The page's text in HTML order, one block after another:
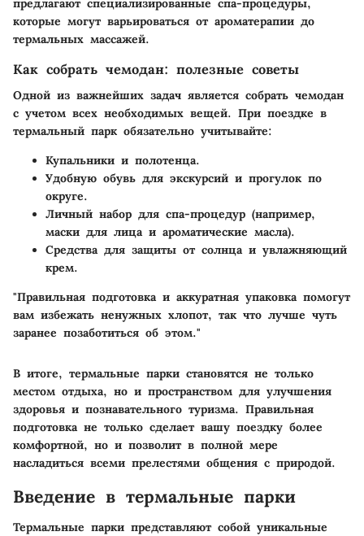
которые могут варьироваться от ароматерапии до
термальных массажей.
Как собрать чемодан: полезные советы
Одной из важнейших задач является собрать чемодан
с учетом всех необходимых вещей. При поездке в
термальный парк обязательно учитывайте:
Купальники и полотенца.
Удобную обувь для экскурсий и прогулок по
округе.
Личный набор для спа-процедур (например,
маски для лица и ароматические масла).
Средства для защиты от солнца и увлажняющий
крем.
"Правильная подготовка и аккуратная упаковка помогут
вам избежать ненужных хлопот, так что лучше чуть
заранее позаботиться об этом."
В итоге, термальные парки становятся не только
местом отдыха, но и пространством для улучшения
здоровья и познавательного туризма. Правильная
подготовка не только сделает вашу поездку более
комфортной, но и позволит в полной мере
насладиться всеми прелестями общения с природой.
Введение в термальные парки
Термальные парки представляют собой уникальные